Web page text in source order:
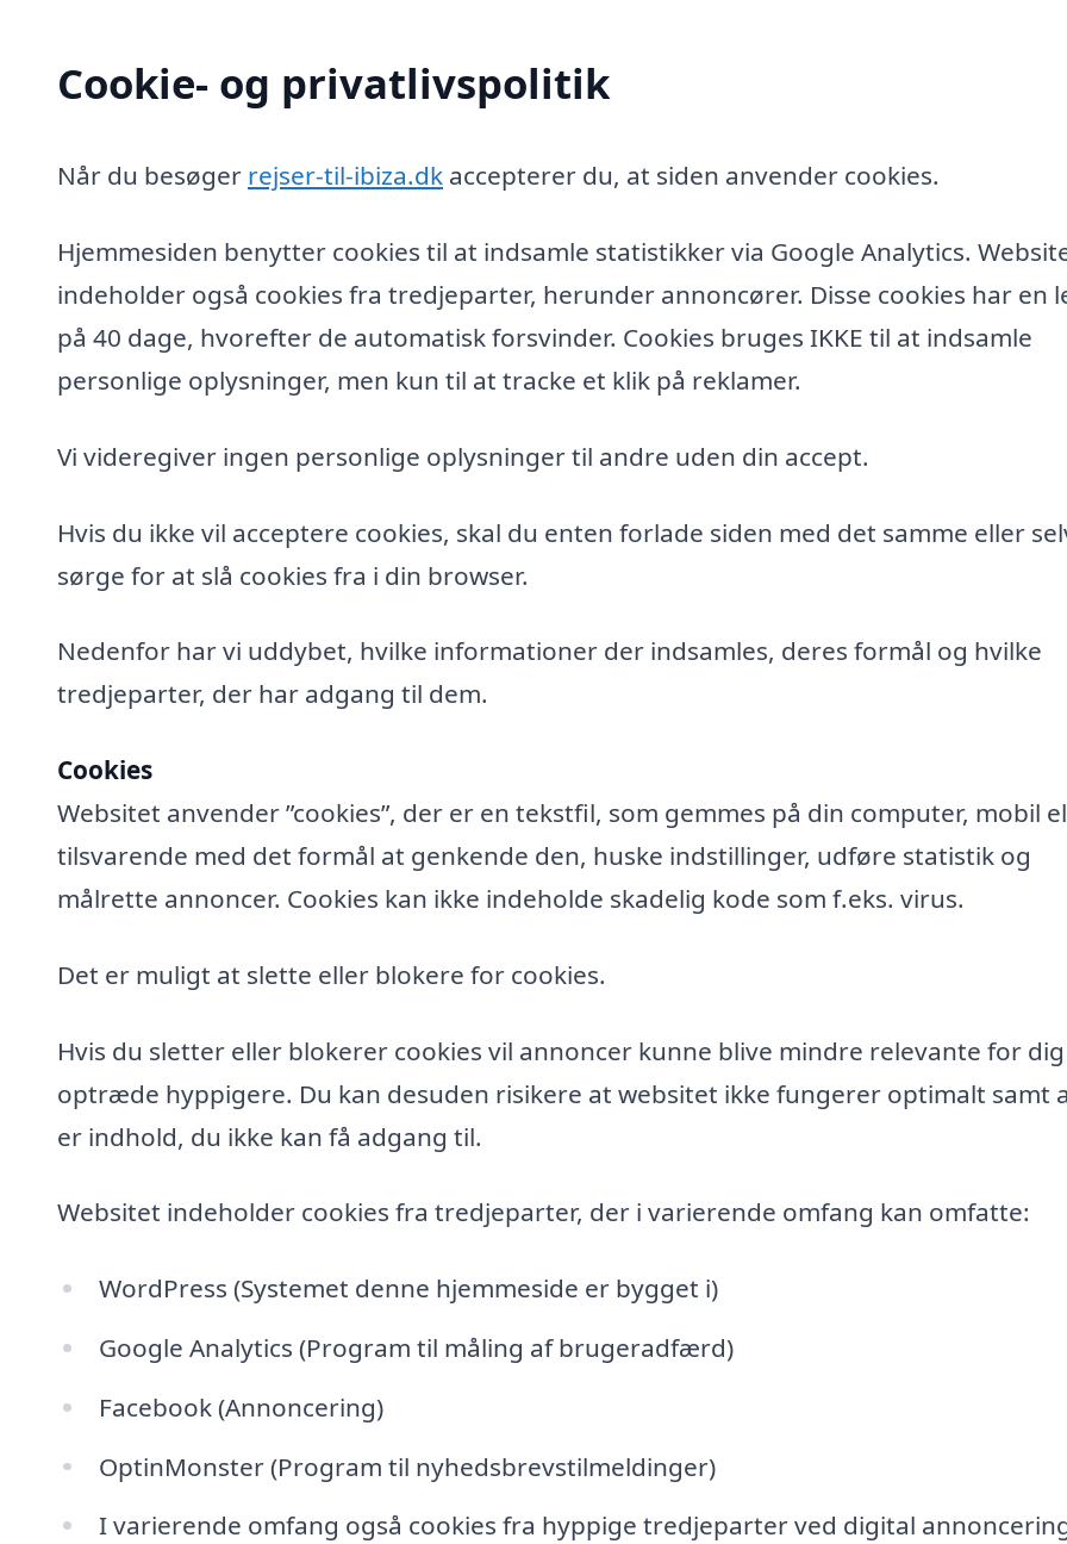
Cookie- og privatlivspolitik
Når du besøger rejser-til-ibiza.dk accepterer du, at siden anvender cookies.
Hjemmesiden benytter cookies til at indsamle statistikker via Google Analytics.
indeholder også cookies fra tredjeparter, herunder annoncører. Disse cookies har en
på 40 dage, hvorefter de automatisk forsvinder. Cookies bruges IKKE til at indsamle
personlige oplysninger, men kun til at tracke et klik på reklamer.
Vi videregiver ingen personlige oplysninger til andre uden din accept.
Hvis du ikke vil acceptere cookies, skal du enten forlade siden med det samme eller
sørge for at slå cookies fra i din browser.
Nedenfor har vi uddybet, hvilke informationer der indsamles, deres formål og hvilke
tredjeparter, der har adgang til dem.
Cookies
Websitet anvender ”cookies”, der er en tekstfil, som gemmes på din computer, mobil
tilsvarende med det formål at genkende den, huske indstillinger, udføre statistik og
målrette annoncer. Cookies kan ikke indeholde skadelig kode som f.eks. virus.
Det er muligt at slette eller blokere for cookies.
Hvis du sletter eller blokerer cookies vil annoncer kunne blive mindre relevante for
optræde hyppigere. Du kan desuden risikere at websitet ikke fungerer optimalt samt
er indhold, du ikke kan få adgang til.
Websitet indeholder cookies fra tredjeparter, der i varierende omfang kan omfatte:
WordPress (Systemet denne hjemmeside er bygget i)
Google Analytics (Program til måling af brugeradfærd)
Facebook (Annoncering)
OptinMonster (Program til nyhedsbrevstilmeldinger)
I varierende omfang også cookies fra hyppige tredjeparter ved digital